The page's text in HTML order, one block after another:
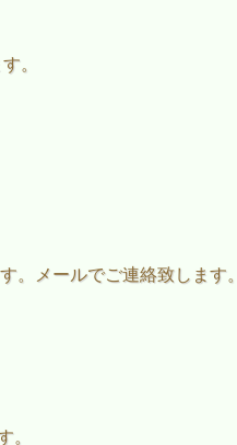
。
。メールでご連絡致します。
。